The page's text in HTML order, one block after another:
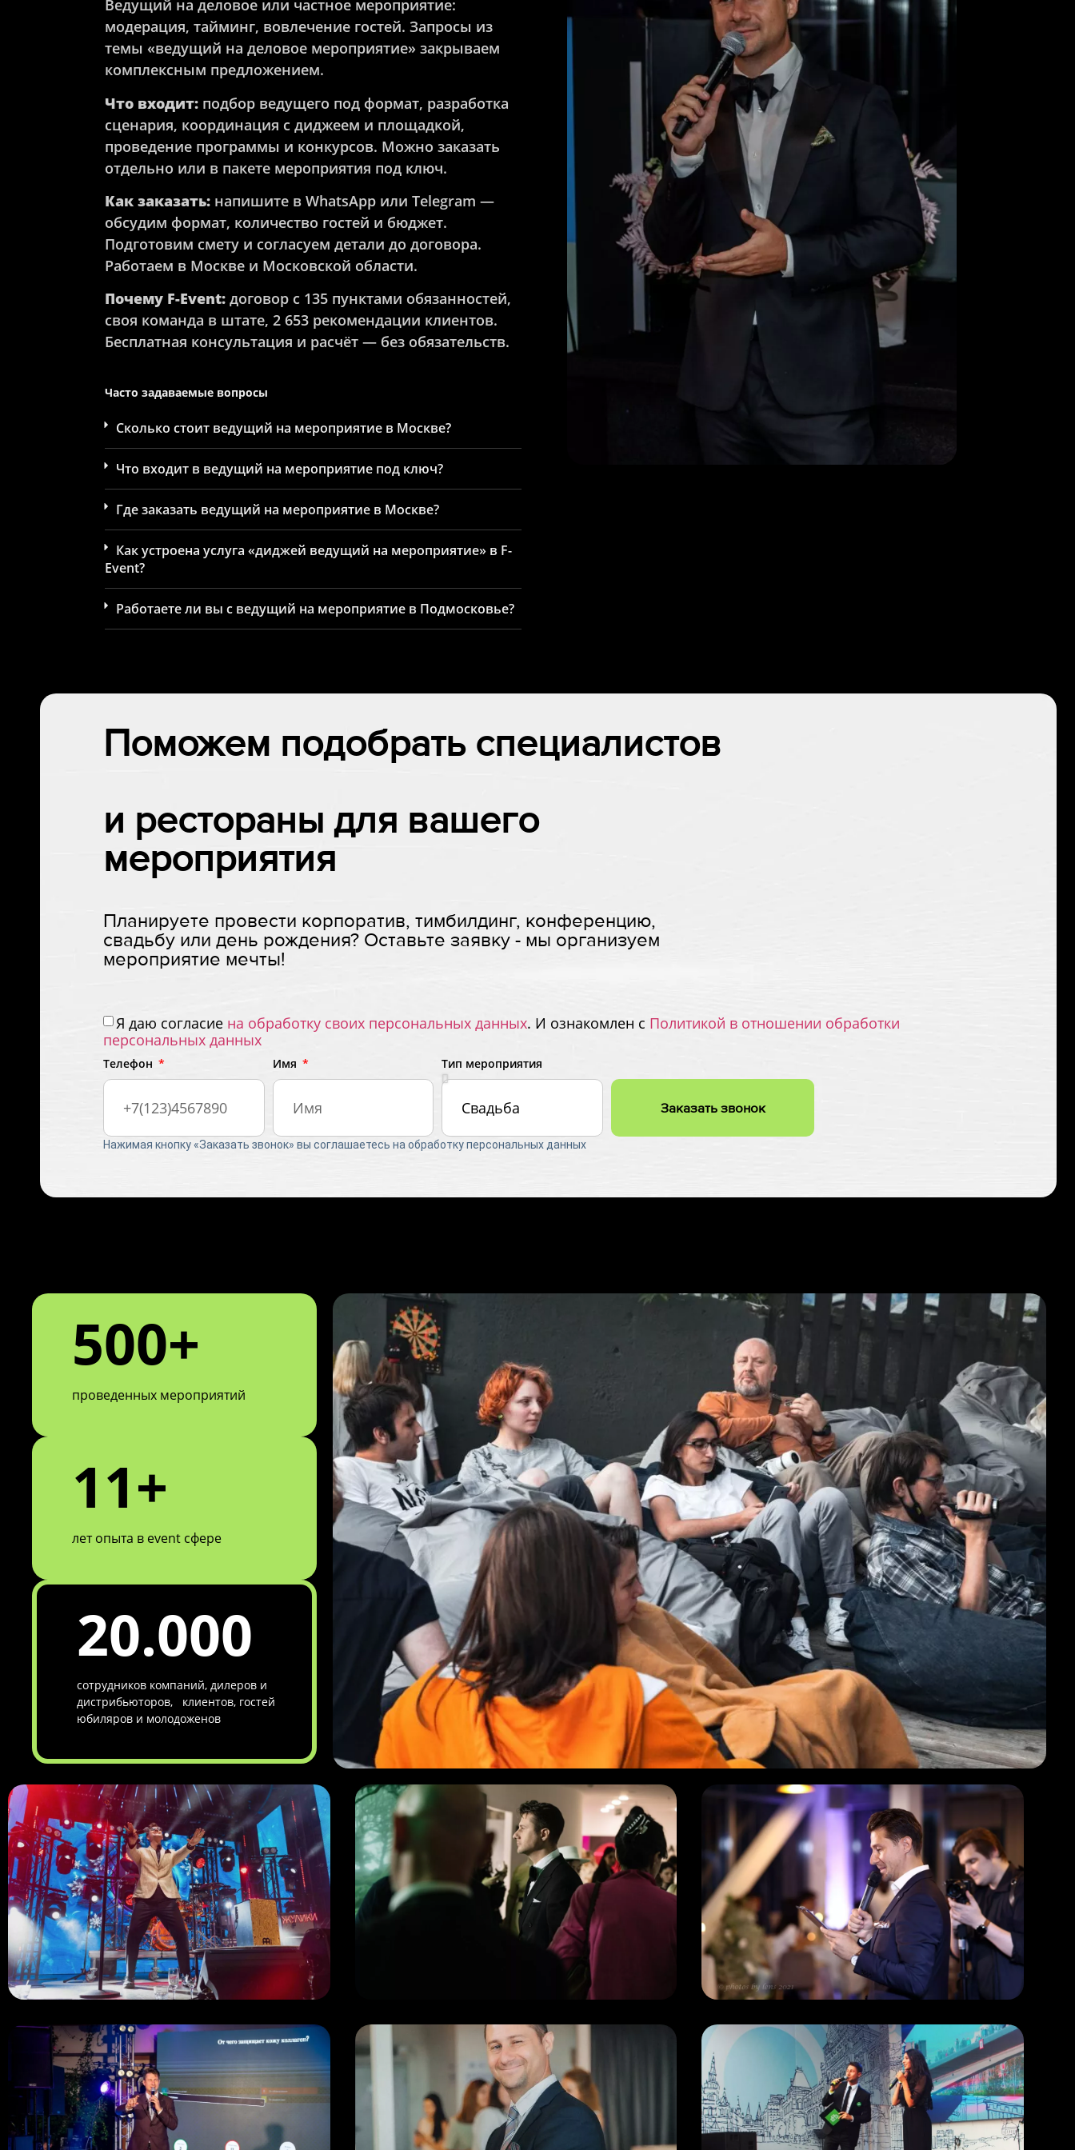
Ведущий на деловое или частное мероприятие:
модерация, тайминг, вовлечение гостей. Запросы из
темы «ведущий на деловое мероприятие» закрываем
комплексным предложением.
Что входит:подбор ведущего под формат, разработка
сценария, координация с диджеем и площадкой,
проведение программы и конкурсов. Можно заказать
отдельно или в пакете мероприятия под ключ.
Как заказать:напишите в WhatsApp или Telegram —
обсудим формат, количество гостей и бюджет.
Подготовим смету и согласуем детали до договора.
Работаем в Москве и Московской области.
Почему F-Event:договор с 135 пунктами обязанностей,
своя команда в штате, 2 653 рекомендации клиентов.
Бесплатная консультация и расчёт — без обязательств.
Часто задаваемые вопросы
Сколько стоит ведущий на мероприятие в Москве?
Что входит в ведущий на мероприятие под ключ?
Где заказать ведущий на мероприятие в Москве?
Как устроена услуга «диджей ведущий на мероприятие» в F-
Event?
Работаете ли вы с ведущий на мероприятие в Подмосковье?
Поможем подобрать специалистов
и рестораны для вашего
мероприятия
Планируете провести корпоратив, тимбилдинг, конференцию,
свадьбу или день рождения? Оставьте заявку - мы организуем
мероприятие мечты!
Я даю согласие на обработку своих персональных данных. И ознакомлен с Политикой в отношении обработки
персональных данных
Телефон Имя Тип мероприятия
Заказать звонок
Нажимая кнопку «Заказать звонок» вы соглашаетесь на обработку персональных данных
500+
проведенных мероприятий
11+
лет опыта в event сфере
20.000
сотрудников компаний, дилеров и
дистрибьюторов, клиентов, гостей
юбиляров и молодоженов